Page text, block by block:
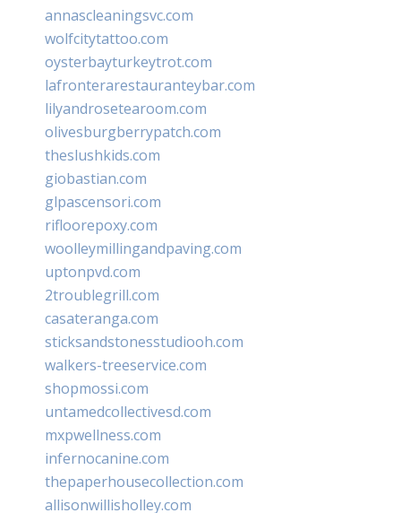
annascleaningsvc.com
wolfcitytattoo.com
oysterbayturkeytrot.com
lafronterarestauranteybar.com
lilyandrosetearoom.com
olivesburgberrypatch.com
theslushkids.com
giobastian.com
glpascensori.com
rifloorepoxy.com
woolleymillingandpaving.com
uptonpvd.com
2troublegrill.com
casateranga.com
sticksandstonesstudiooh.com
walkers-treeservice.com
shopmossi.com
untamedcollectivesd.com
mxpwellness.com
infernocanine.com
thepaperhousecollection.com
allisonwillisholley.com